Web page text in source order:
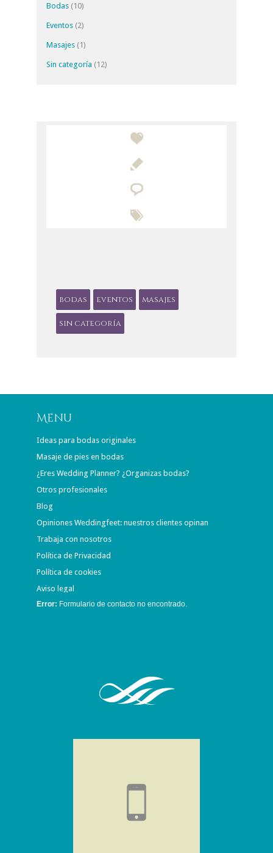
Bodas (10)
Eventos (2)
Masajes (1)
Sin categoría (12)




bodas eventos masajes
sin categoría
Menú
Ideas para bodas originales
Masaje de pies en bodas
¿Eres Wedding Planner? ¿Organizas bodas?
Otros profesionales
Blog
Opiniones Weddingfeet: nuestros clientes opinan
Trabaja con nosotros
Política de Privacidad
Política de cookies
Aviso legal
Error: Formulario de contacto no encontrado.
